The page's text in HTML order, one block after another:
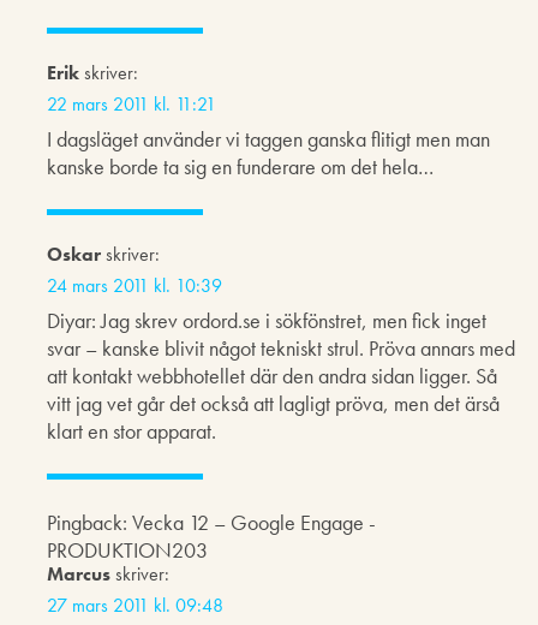
Erikskriver:
22 mars 2011 kl. 11:21
I dagsläget använder vi taggen ganska flitigt men man
kanske borde ta sig en funderare om det hela…
Oskarskriver:
24 mars 2011 kl. 10:39
Diyar: Jag skrev ordord.se i sökfönstret, men fick inget
svar – kanske blivit något tekniskt strul. Pröva annars med
att kontakt webbhotellet där den andra sidan ligger. Så
vitt jag vet går det också att lagligt pröva, men det ärså
klart en stor apparat.
Pingback: Vecka 12 – Google Engage -
PRODUKTION203
Marcusskriver:
27 mars 2011 kl. 09:48